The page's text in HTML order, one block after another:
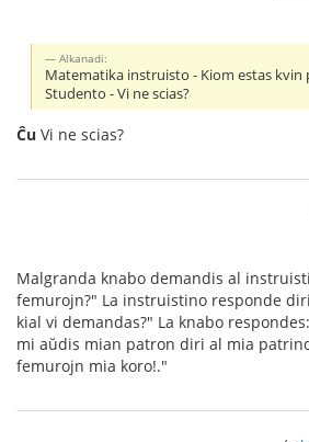
Alkanadi:
Matematika instruisto - Kiom estas kvin
Studento - Vi ne scias?
Ĉu Vi ne scias?
Malgranda knabo demandis al
femurojn?" La instruistino responde
kial vi demandas?" La knabo
mi aŭdis mian patron diri al mia
femurojn mia koro!."